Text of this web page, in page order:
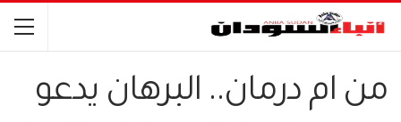
من ام درمان.. البرهان يدعو